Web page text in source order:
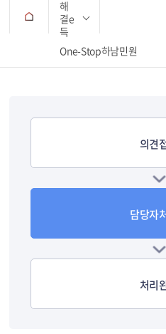
해
결e
득
One-Stop하남민원
의견
담당자
처리